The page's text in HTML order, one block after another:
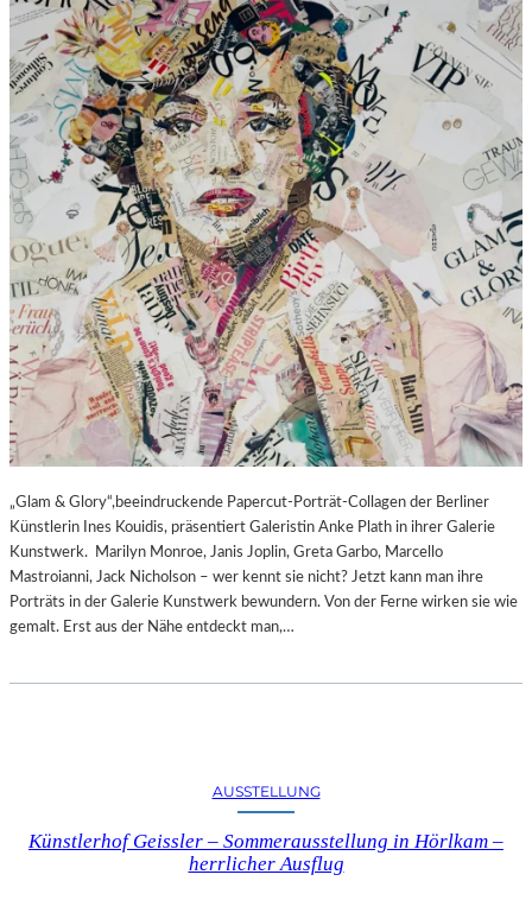
„Glam & Glory“,beeindruckende Papercut-Porträt-Collagen der Berliner
Künstlerin Ines Kouidis, präsentiert Galeristin Anke Plath in ihrer Galerie
Kunstwerk. Marilyn Monroe, Janis Joplin, Greta Garbo, Marcello
Mastroianni, Jack Nicholson – wer kennt sie nicht? Jetzt kann man ihre
Porträts in der Galerie Kunstwerk bewundern. Von der Ferne wirken sie wie
gemalt. Erst aus der Nähe entdeckt man,…
AUSSTELLUNG
Künstlerhof Geissler – Sommerausstellung in Hörlkam –
herrlicher Ausflug